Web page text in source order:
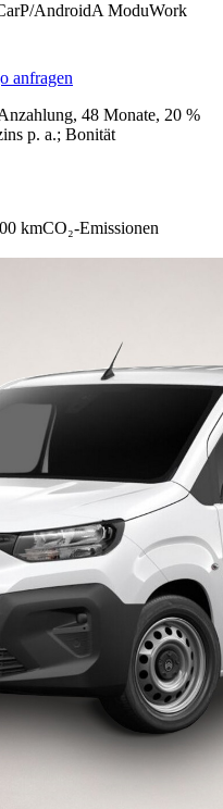
AndroidA ModuWork
anfragen
48 Monate, 20 %
p. a.; Bonität
kmCO₂-Emissionen